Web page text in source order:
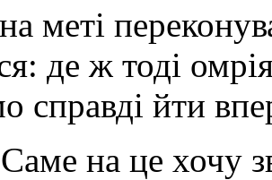
меті
де ж тоді
справді йти
на це хочу